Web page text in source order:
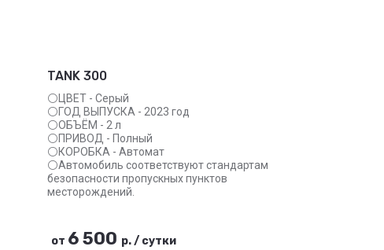
TANK 300
⚪ЦВЕТ - Серый
⚪ГОД ВЫПУСКА - 2023 год
⚪ОБЪЁМ - 2 л
⚪ПРИВОД - Полный
⚪КОРОБКА - Автомат
⚪Автомобиль соответствуют стандартам
безопасности пропускных пунктов
месторождений.
от 6 500 р./ сутки